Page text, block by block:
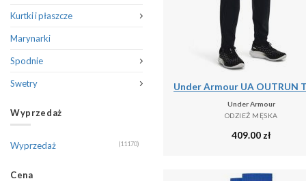
Kurtki i płaszcze
Marynarki
Spodnie
Swetry
Wyprzedaż
Wyprzedaż (11170)
Cena
Under Armour
ODZIEŻ MĘSKA
409.00 zł